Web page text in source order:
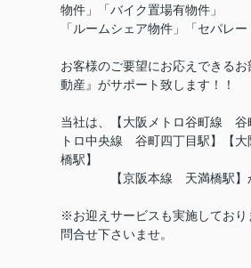
物件」「バイク置場有物件」
「ルームシェア物件」「セパレ
お客様のご要望にお応えできる
動産』がサポート致します！！
当社は、【大阪メトロ谷町線 谷
トロ中央線 谷町四丁目駅】【
橋駅】
【京阪本線 天満橋駅】か
※お迎えサービスも実施しており
問合せ下さいませ。